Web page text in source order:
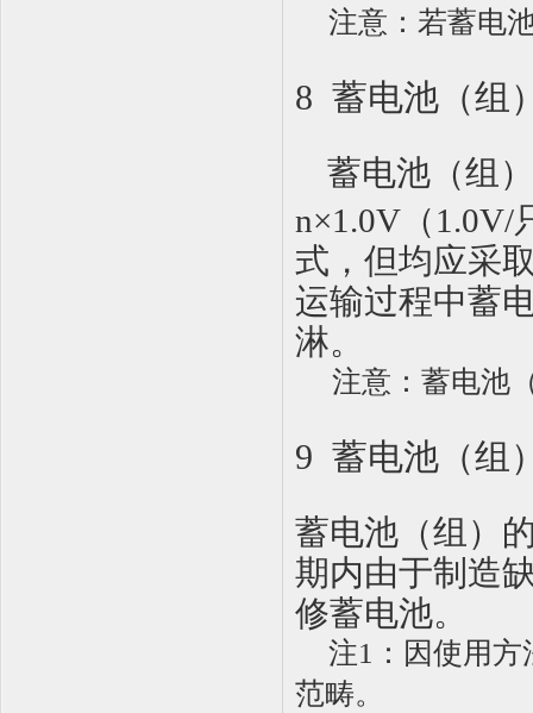
注意：若蓄电
8 蓄电池（组
蓄电池（组
n×1.0V （1.0V/
式，但均应采
运输过程中蓄
淋。
注意：蓄电池
9 蓄电池（组
蓄电池（组）
期内由于制造
修蓄电池。
注1 ： 因使用
范畴。